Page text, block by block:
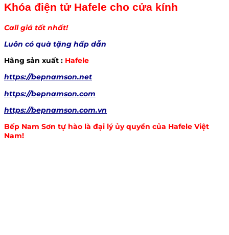
Khóa điện tử Hafele cho cửa kính
Call giá tốt nhất!
Luôn có quà tặng hấp dẫn
Hãng sản xuất : Hafele
https://bepnamson.net
https://bepnamson.com
https://bepnamson.com.vn
Bếp Nam Sơn tự hào là đại lý ủy quyền của Hafele Việt
Nam!